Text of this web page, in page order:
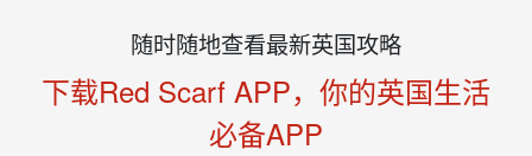
随时随地查看最新英国攻略
下载Red Scarf APP，你的英国生活
必备APP